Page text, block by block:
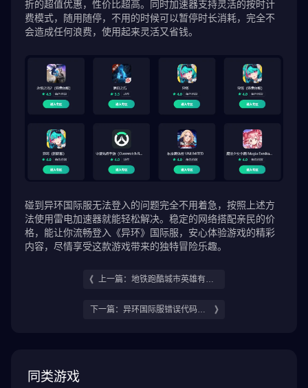
折的超值优惠，性价比超高。同时加速器支持灵活的按时计
费模式，随用随停，不用的时候可以暂停时长消耗，完全不
会造成任何浪费，使用起来灵活又省钱。
碰到异环国际服无法登入的问题完全不用着急，按照上述方
法使用雷电加速器就能轻松解决。稳定的网络搭配亲民的价
格，能让你流畅登入《异环》国际服，安心体验游戏的精彩
内容，尽情享受这款游戏带来的独特冒险乐趣。
上一篇：地铁跑酷城市英雄有哪
下一篇：异环国际服错误代码有
同类游戏